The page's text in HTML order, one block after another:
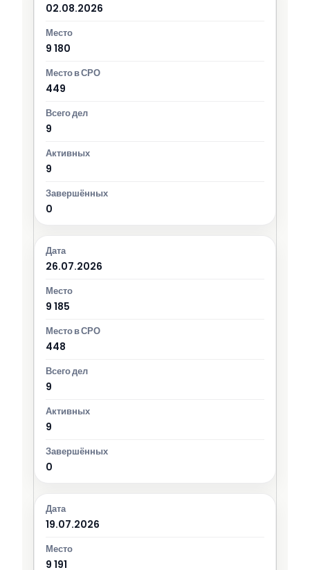
02.08.2026
9 180
449
9
9
0
26.07.2026
9 185
448
9
9
0
19.07.2026
9 191